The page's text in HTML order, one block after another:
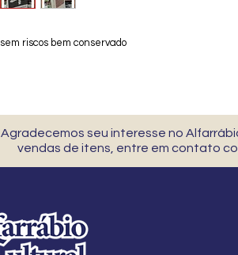
sem riscos bem conservado
Agradecemos seu interesse no
vendas de itens, entre em contato